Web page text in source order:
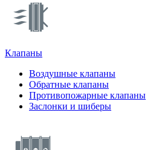
Клапаны
Воздушные клапаны
Обратные клапаны
Противопожарные клапаны
Заслонки и шиберы